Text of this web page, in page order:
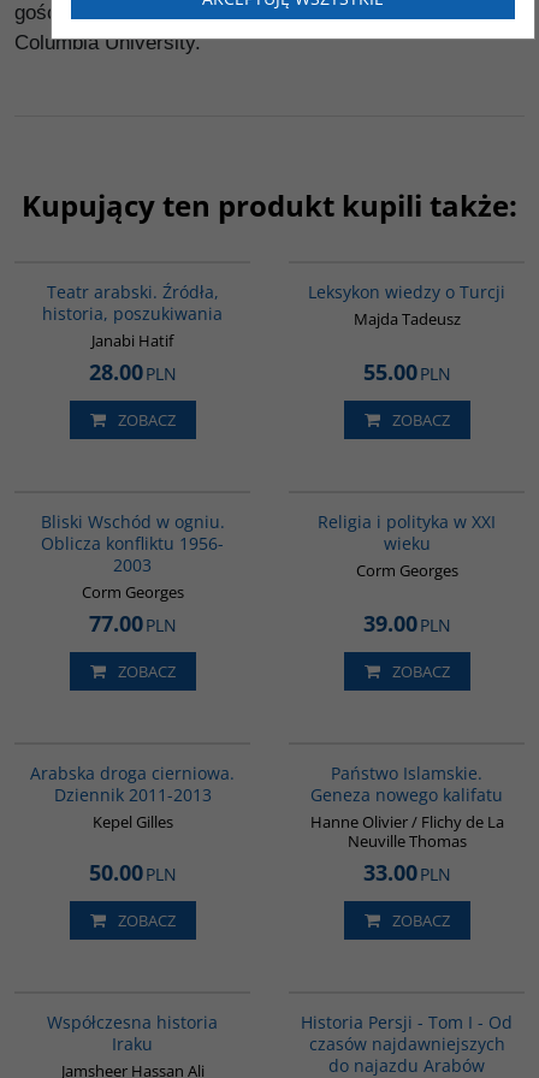
gościem NYU, a w latach 1995-1996 wykładał w
Columbia University.
Kupujący ten produkt kupili także:
Teatr arabski. Źródła,
historia, poszukiwania
Janabi Hatif
28.00PLN
ZOBACZ
Leksykon wiedzy o Turcji
Majda Tadeusz
55.00PLN
ZOBACZ
Bliski Wschód w ogniu.
Oblicza konfliktu 1956-
2003
Corm Georges
77.00PLN
ZOBACZ
Religia i polityka w XXI
wieku
Corm Georges
39.00PLN
ZOBACZ
Arabska droga cierniowa.
Dziennik 2011-2013
Kepel Gilles
50.00PLN
ZOBACZ
Państwo Islamskie.
Geneza nowego kalifatu
Hanne Olivier / Flichy de La
Neuville Thomas
33.00PLN
ZOBACZ
Współczesna historia
Iraku
Jamsheer Hassan Ali
Historia Persji - Tom I - Od
czasów najdawniejszych
do najazdu Arabów